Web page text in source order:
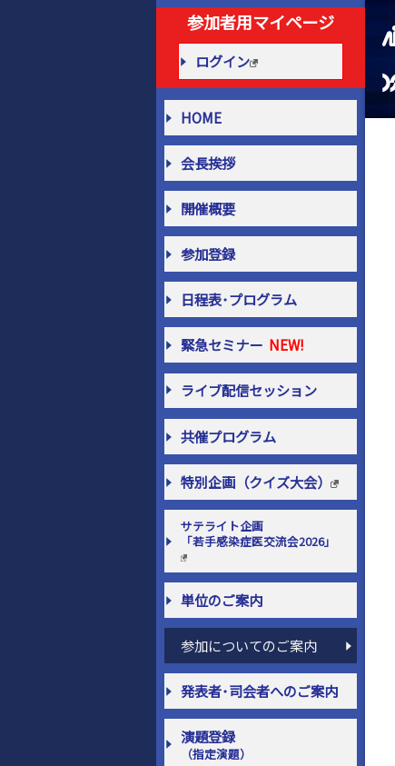
参加者用マイページ
ログイン
HOME
会長挨拶
開催概要
参加登録
日程表･プログラム
緊急セミナー
ライブ配信セッション
共催プログラム
特別企画（クイズ大会）
サテライト企画
「若手感染症医交流会2026」
単位のご案内
参加についてのご案内
発表者･司会者へのご案内
演題登録
（指定演題）